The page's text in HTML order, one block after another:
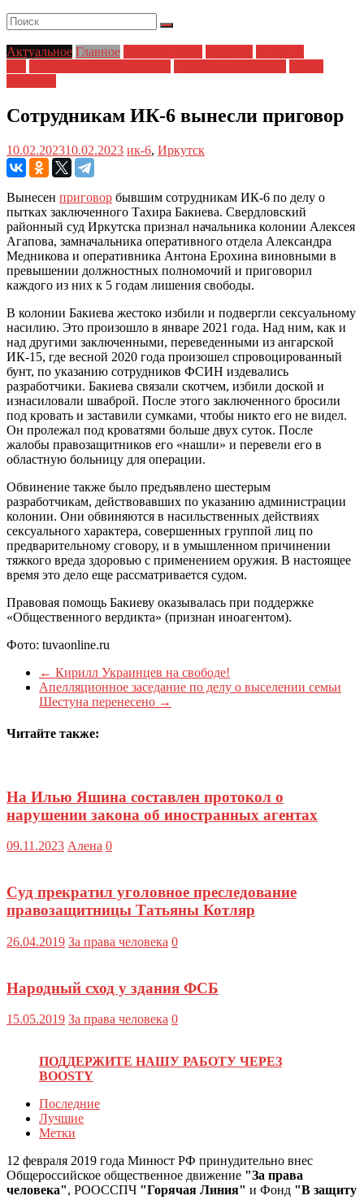
Актуальное Главное
Сотрудникам ИК-6 вынесли приговор
10.02.202310.02.2023 ик-6, Иркутск
Вынесен приговор бывшим сотрудникам ИК-6 по делу о
пытках заключенного Тахира Бакиева. Свердловский
районный суд Иркутска признал начальника колонии Алексея
Агапова, замначальника оперативного отдела Александра
Медникова и оперативника Антона Ерохина виновными в
превышении должностных полномочий и приговорил
каждого из них к 5 годам лишения свободы.
В колонии Бакиева жестоко избили и подвергли сексуальному
насилию. Это произошло в январе 2021 года. Над ним, как и
над другими заключенными, переведенными из ангарской
ИК-15, где весной 2020 года произошел спровоцированный
бунт, по указанию сотрудников ФСИН издевались
разработчики. Бакиева связали скотчем, избили доской и
изнасиловали шваброй. После этого заключенного бросили
под кровать и заставили сумками, чтобы никто его не видел.
Он пролежал под кроватями больше двух суток. После
жалобы правозащитников его «нашли» и перевели его в
областную больницу для операции.
Обвинение также было предъявлено шестерым
разработчикам, действовавших по указанию администрации
колонии. Они обвиняются в насильственных действиях
сексуального характера, совершенных группой лиц по
предварительному сговору, и в умышленном причинении
тяжкого вреда здоровью с применением оружия. В настоящее
время это дело еще рассматривается судом.
Правовая помощь Бакиеву оказывалась при поддержке
«Общественного вердикта» (признан иноагентом).
Фото: tuvaonline.ru
← Кирилл Украинцев на свободе!
Апелляционное заседание по делу о выселении семьи
Шестуна перенесено →
Читайте также:
На Илью Яшина составлен протокол о
нарушении закона об иностранных агентах
09.11.2023 Алена 0
Суд прекратил уголовное преследование
правозащитницы Татьяны Котляр
26.04.2019 За права человека 0
Народный сход у здания ФСБ
15.05.2019 За права человека 0
ПОДДЕРЖИТЕ НАШУ РАБОТУ ЧЕРЕЗ
BOOSTY
Последние
Лучшие
Метки
12 февраля 2019 года Минюст РФ принудительно внес
Общероссийское общественное движение "За права
человека", РООССПЧ "Горячая Линия" и Фонд "В защиту